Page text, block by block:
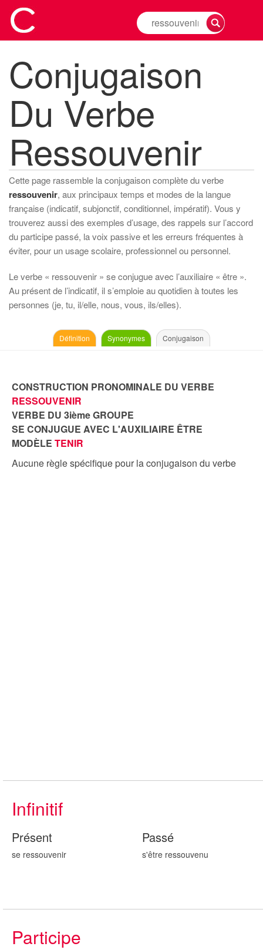
Rechercher
la
d'un
verbe
Conjugaison
Du Verbe
Ressouvenir
Cette page rassemble la conjugaison complète du verbe
ressouvenir, aux principaux temps et modes de la langue
française (indicatif, subjonctif, conditionnel, impératif). Vous y
trouverez aussi des exemples d’usage, des rappels sur l’accord
du participe passé, la voix passive et les erreurs fréquentes à
éviter, pour un usage scolaire, professionnel ou personnel.
Le verbe « ressouvenir » se conjugue avec l’auxiliaire « être ».
Au présent de l’indicatif, il s’emploie au quotidien à toutes les
personnes (je, tu, il/elle, nous, vous, ils/elles).
Définition Synonymes Conjugaison
CONSTRUCTION PRONOMINALE DU VERBE
RESSOUVENIR
VERBE DU 3ième GROUPE
SE CONJUGUE AVEC L'AUXILIAIRE ÊTRE
MODÈLE TENIR
Aucune règle spécifique pour la conjugaison du verbe
Infinitif
Présent
se ressouvenir
Passé
s'être ressouvenu
Participe